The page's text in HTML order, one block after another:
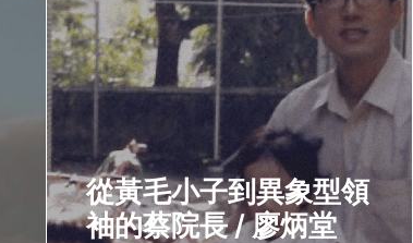
從黃毛小子到異象型領
袖的蔡院長 / 廖炳堂